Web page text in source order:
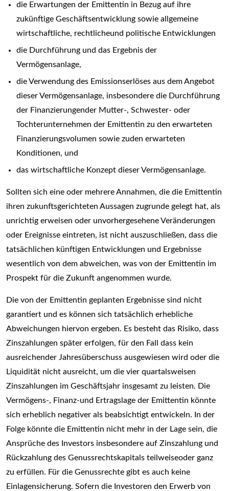
die Erwartungen der Emittentin in Bezug auf ihre
zukünftige Geschäftsentwicklung sowie allgemeine
wirtschaftliche, rechtlicheund politische Entwicklungen
die Durchführung und das Ergebnis der
Vermögensanlage,
die Verwendung des Emissionserlöses aus dem Angebot
dieser Vermögensanlage, insbesondere die Durchführung
der Finanzierungender Mutter-, Schwester- oder
Tochterunternehmen der Emittentin zu den erwarteten
Finanzierungsvolumen sowie zuden erwarteten
Konditionen, und
das wirtschaftliche Konzept dieser Vermögensanlage.
Sollten sich eine oder mehrere Annahmen, die die Emittentin
ihren zukunftsgerichteten Aussagen zugrunde gelegt hat, als
unrichtig erweisen oder unvorhergesehene Veränderungen
oder Ereignisse eintreten, ist nicht auszuschließen, dass die
tatsächlichen künftigen Entwicklungen und Ergebnisse
wesentlich von dem abweichen, was von der Emittentin im
Prospekt für die Zukunft angenommen wurde.
Die von der Emittentin geplanten Ergebnisse sind nicht
garantiert und es können sich tatsächlich erhebliche
Abweichungen hiervon ergeben. Es besteht das Risiko, dass
Zinszahlungen später erfolgen, für den Fall dass kein
ausreichender Jahresüberschuss ausgewiesen wird oder die
Liquidität nicht ausreicht, um die vier quartalsweisen
Zinszahlungen im Geschäftsjahr insgesamt zu leisten. Die
Vermögens-, Finanz-und Ertragslage der Emittentin könnte
sich erheblich negativer als beabsichtigt entwickeln. In der
Folge könnte die Emittentin nicht mehr in der Lage sein, die
Ansprüche des Investors insbesondere auf Zinszahlung und
Rückzahlung des Genussrechtskapitals teilweiseoder ganz
zu erfüllen. Für die Genussrechte gibt es auch keine
Einlagensicherung. Sofern die Investoren den Erwerb von